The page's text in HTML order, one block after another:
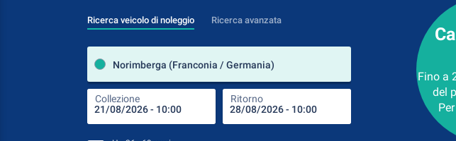
Ricerca veicolo di noleggio Ricerca avanzata
Norimberga (Franconia / Germania)
Collezione Ritorno
Luogo del noleggio
Luogo di ritorno
Fino a
del